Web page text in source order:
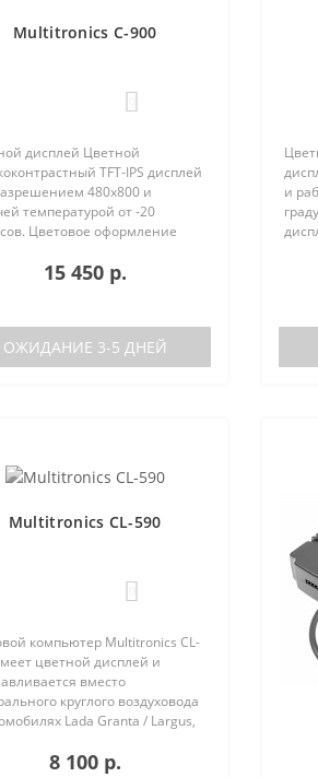
Multitronics C-900
дисплей Цветной
TFT-IPS дисплей
480х800 и
температурой от -20
Цветовое оформление
индивидуально (по
15 450 р.
ОЖИДАНИЕ 3-5 ДНЕЙ
и
Multitronics CL-590
компьютер Multitronics CL-
цветной дисплей и
вместо
круглого воздуховода
Lada Granta / Largus,
Almera, на место
8 100 р.